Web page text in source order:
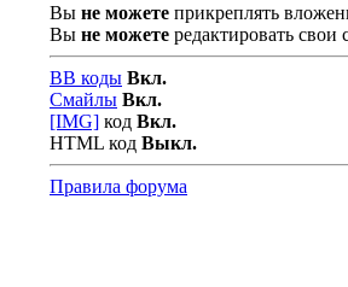
Вы не можете прикреплять
Вы не можете редактировать свои
BB коды Вкл.
Смайлы Вкл.
[IMG] код Вкл.
HTML код Выкл.
Правила форума